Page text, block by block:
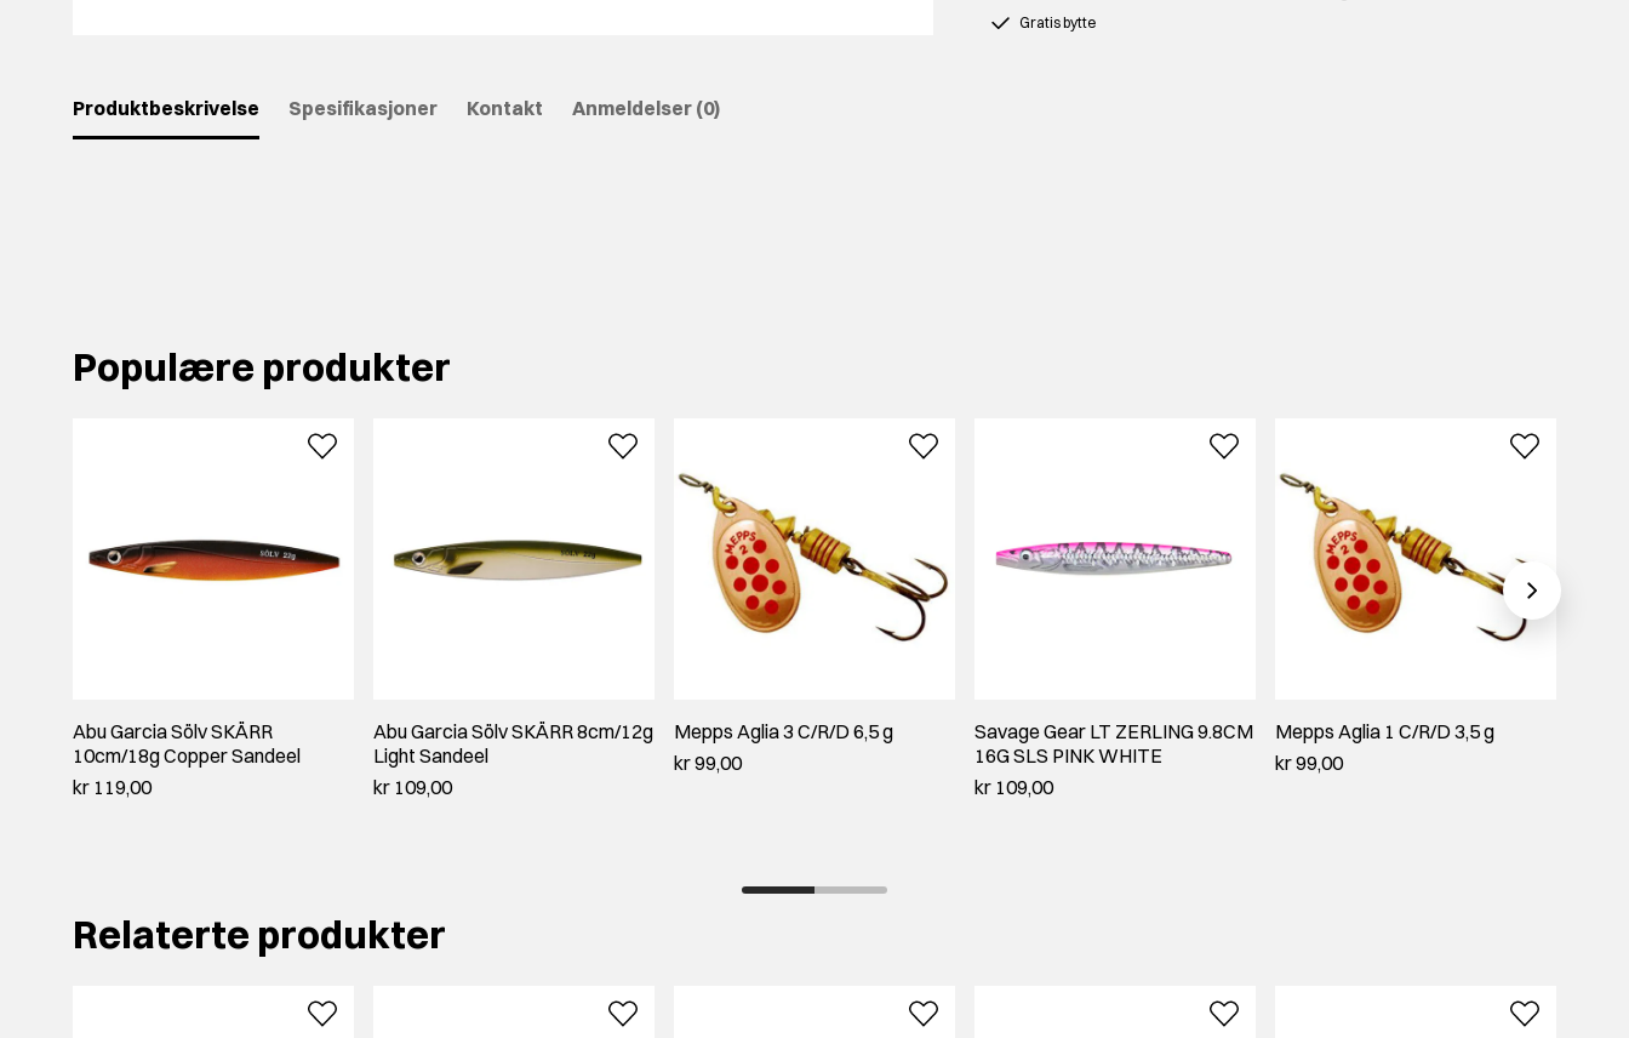
Produktbeskrivelse Spesifikasjoner Kontakt Anmeldelser (0)
Gratis bytte
Populære produkter
Abu Garcia Sölv SKÄRR
10cm/18g Copper Sandeel
kr 119,00
Abu Garcia Sölv SKÄRR 8cm/12g
Light Sandeel
kr 109,00
Mepps Aglia 3 C/R/D 6,5 g
kr 99,00
Savage Gear LT ZERLING 9.8CM
16G SLS PINK WHITE
kr 109,00
Mepps Aglia 1 C/R/D 3,5 g
kr 99,00
Relaterte produkter